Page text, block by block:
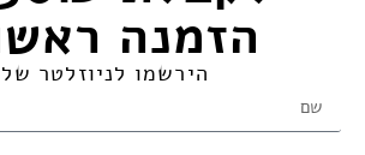
הזמנה
הירשמו לניוזלטר